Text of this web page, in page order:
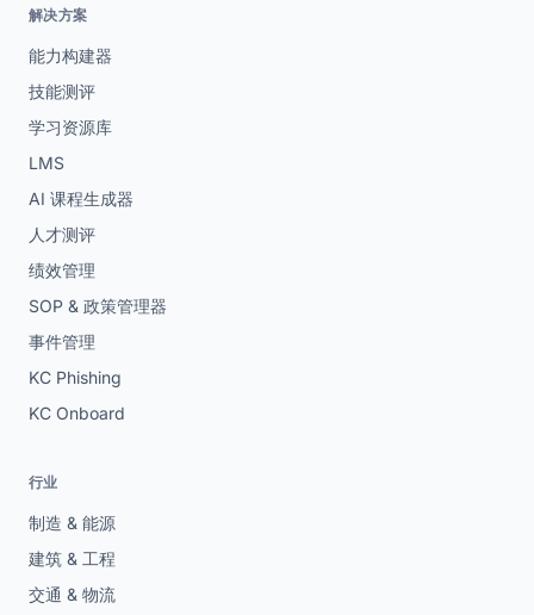
解决方案
能力构建器
技能测评
学习资源库
LMS
AI 课程生成器
人才测评
绩效管理
SOP & 政策管理器
事件管理
KC Phishing
KC Onboard
行业
制造 & 能源
建筑 & 工程
交通 & 物流